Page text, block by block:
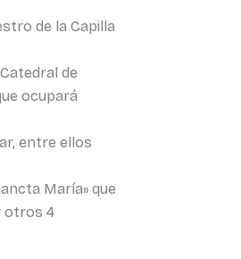
de la Capilla
de
ocupará
entre ellos
María» que
otros 4